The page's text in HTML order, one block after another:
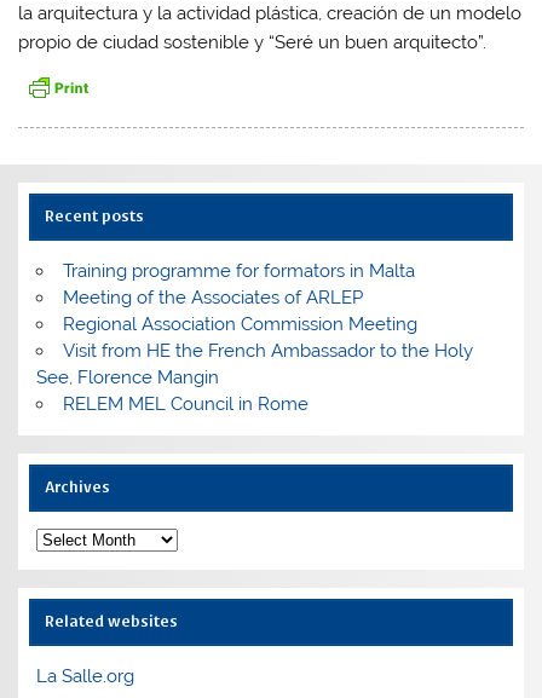
la arquitectura y la actividad plástica, creación de un modelo
propio de ciudad sostenible y “Seré un buen arquitecto”.
Recent posts
Training programme for formators in Malta
Meeting of the Associates of ARLEP
Regional Association Commission Meeting
Visit from HE the French Ambassador to the Holy
See, Florence Mangin
RELEM MEL Council in Rome
Archives
Archives
Related websites
La Salle.org